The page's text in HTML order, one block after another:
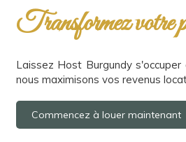
Transformez votre
Laissez Host Burgundy
nous maximisons vos revenus
Commencez à louer maintenant